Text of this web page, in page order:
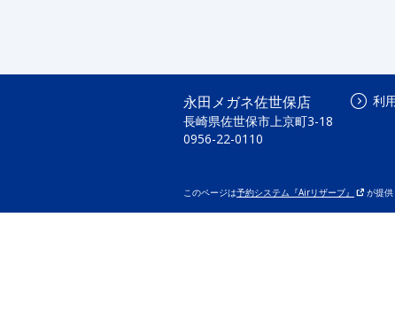
永田メガネ佐世保店
長崎県佐世保市上京町3-18
0956-22-0110
利
このページは予約システム『Airリザーブ』 が提